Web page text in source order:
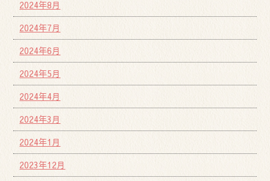
2024年8月
2024年7月
2024年6月
2024年5月
2024年4月
2024年3月
2024年1月
2023年12月